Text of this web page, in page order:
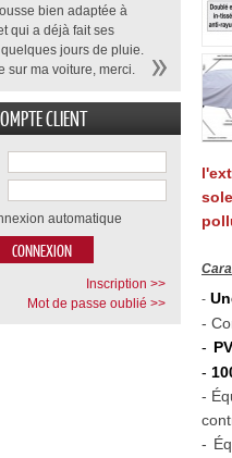
-
-
-
-
-
-
bien adaptée à
qui a déjà fait ses
jours de pluie.
sur ma voiture, merci.
CLIENT
automatique
Inscription >>
Mot de passe oublié >>